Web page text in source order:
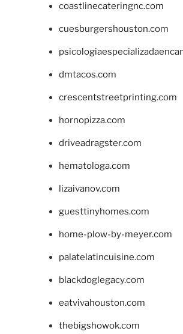
coastlinecateringnc.com
cuesburgershouston.com
dmtacos.com
crescentstreetprinting.com
hornopizza.com
driveadragster.com
hematologa.com
lizaivanov.com
guesttinyhomes.com
home-plow-by-meyer.com
palatelatincuisine.com
blackdoglegacy.com
eatvivahouston.com
thebigshowok.com